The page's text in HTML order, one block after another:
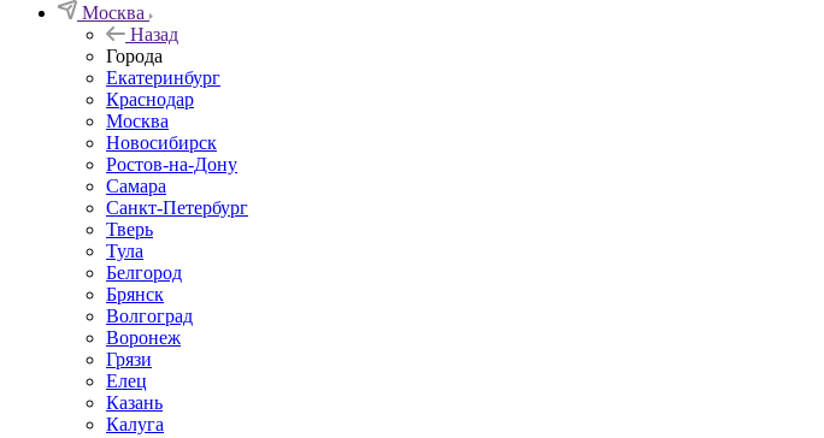
Москва
Назад
Города
Екатеринбург
Краснодар
Москва
Новосибирск
Ростов-на-Дону
Самара
Санкт-Петербург
Тверь
Тула
Белгород
Брянск
Волгоград
Воронеж
Грязи
Елец
Казань
Калуга